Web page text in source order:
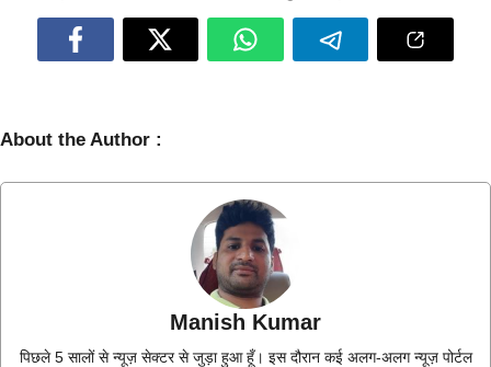
About the Author :
Manish Kumar
पिछले 5 सालों से न्यूज़ सेक्टर से जुड़ा हुआ हूँ। इस दौरान कई अलग-अलग न्यूज़ पोर्टल